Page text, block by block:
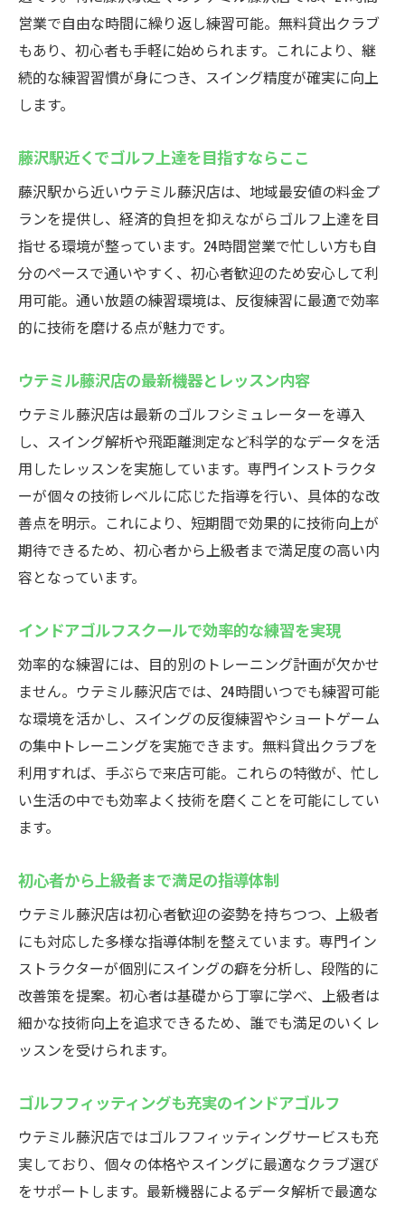
営業で自由な時間に繰り返し練習可能。無料貸出クラブ
もあり、初心者も手軽に始められます。これにより、継
続的な練習習慣が身につき、スイング精度が確実に向上
します。
藤沢駅近くでゴルフ上達を目指すならここ
藤沢駅から近いウテミル藤沢店は、地域最安値の料金プ
ランを提供し、経済的負担を抑えながらゴルフ上達を目
指せる環境が整っています。24時間営業で忙しい方も自
分のペースで通いやすく、初心者歓迎のため安心して利
用可能。通い放題の練習環境は、反復練習に最適で効率
的に技術を磨ける点が魅力です。
ウテミル藤沢店の最新機器とレッスン内容
ウテミル藤沢店は最新のゴルフシミュレーターを導入
し、スイング解析や飛距離測定など科学的なデータを活
用したレッスンを実施しています。専門インストラクタ
ーが個々の技術レベルに応じた指導を行い、具体的な改
善点を明示。これにより、短期間で効果的に技術向上が
期待できるため、初心者から上級者まで満足度の高い内
容となっています。
インドアゴルフスクールで効率的な練習を実現
効率的な練習には、目的別のトレーニング計画が欠かせ
ません。ウテミル藤沢店では、24時間いつでも練習可能
な環境を活かし、スイングの反復練習やショートゲーム
の集中トレーニングを実施できます。無料貸出クラブを
利用すれば、手ぶらで来店可能。これらの特徴が、忙し
い生活の中でも効率よく技術を磨くことを可能にしてい
ます。
初心者から上級者まで満足の指導体制
ウテミル藤沢店は初心者歓迎の姿勢を持ちつつ、上級者
にも対応した多様な指導体制を整えています。専門イン
ストラクターが個別にスイングの癖を分析し、段階的に
改善策を提案。初心者は基礎から丁寧に学べ、上級者は
細かな技術向上を追求できるため、誰でも満足のいくレ
ッスンを受けられます。
ゴルフフィッティングも充実のインドアゴルフ
ウテミル藤沢店ではゴルフフィッティングサービスも充
実しており、個々の体格やスイングに最適なクラブ選び
をサポートします。最新機器によるデータ解析で最適な